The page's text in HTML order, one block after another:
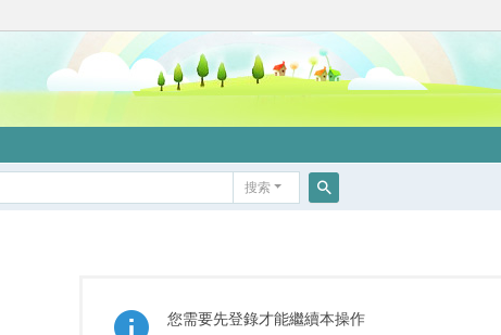
搜索
您需要先登錄才能繼續本操作